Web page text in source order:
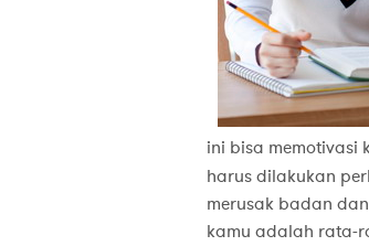
ini bisa memotivasi
harus dilakukan
merusak badan
kamu adalah rata-